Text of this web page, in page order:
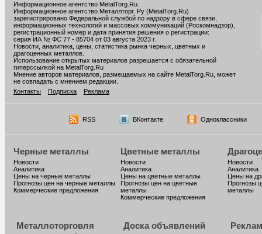
Информационное агентство MetalTorg.Ru
Информационное агентство Металлторг. Ру (MetalTorg.Ru)
зарегистрировано Федеральной службой по надзору в сфере связи,
информационных технологий и массовых коммуникаций (Роскомнадзор),
регистрационный номер и дата принятия решения о регистрации:
серия ИА № ФС 77 - 85704 от 03 августа 2023 г.
Новости, аналитика, цены, статистика рынка черных, цветных и
драгоценных металлов.
Использование открытых материалов разрешается с обязательной
гиперссылкой на MetalTorg.Ru
Мнение авторов материалов, размещаемых на сайте MetalTorg.Ru, может
не совпадать с мнением редакции.
Контакты
Подписка Реклама
RSS ВКонтакте Одноклассники
Черные металлы
Новости
Аналитика
Цены на черные металлы
Прогнозы цен на черные металлы
Коммерческие предложения
Цветные металлы
Новости
Аналитика
Цены на цветные металлы
Прогнозы цен на цветные
металлы
Коммерческие предложения
Новости
Аналитика
Цены на
Прогнозы
металлы
Металлоторговля Доска объявлений